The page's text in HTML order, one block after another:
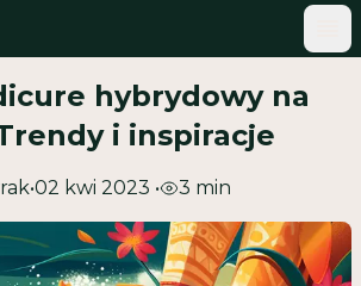
hybrydowy na
i inspiracje
•02 kwi 2023 • 3 min